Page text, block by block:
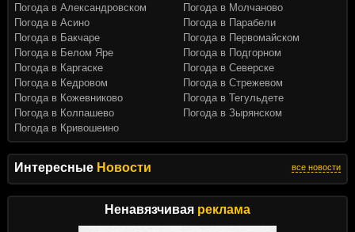
Интересные Новости все новости
Ненавязчивая реклама
Погода в Александровском
Погода в Асино
Погода в Бакчаре
Погода в Белом Яре
Погода в Каргаске
Погода в Кедровом
Погода в Кожевниково
Погода в Колпашево
Погода в Кривошеино
Погода в Молчаново
Погода в Парабели
Погода в Первомайском
Погода в Подгорном
Погода в Северске
Погода в Стрежевом
Погода в Тегульдете
Погода в Зырянском